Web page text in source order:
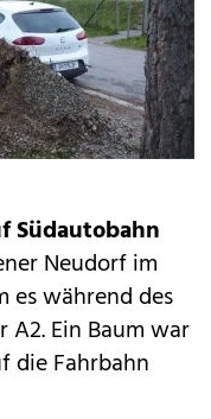
Südautobahn
Neudorf im
es während des
Ein Baum war
die Fahrbahn